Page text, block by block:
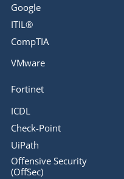
Google
ITIL®
CompTIA
VMware
Fortinet
ICDL
Check-Point
UiPath
Offensive Security
(OffSec)